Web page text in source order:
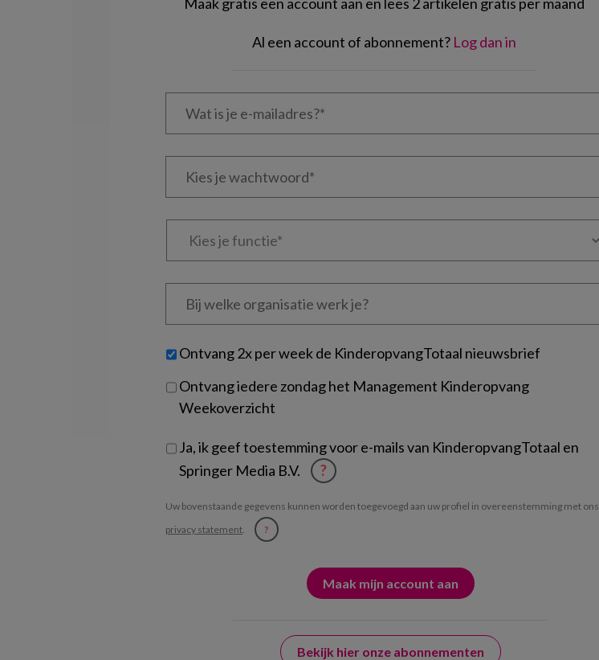
Al een account of abonnement? Log dan in
Wat
Kies
Kies
Bij
welke
je?
Untitled
Ontvang 2x per week de KinderopvangTotaal nieuwsbrief
Ontvang iedere zondag het Management Kinderopvang
Weekoverzicht
Ja, ik geef toestemming voor e-mails van KinderopvangTotaal en
Springer Media B.V.
?
Uw bovenstaande gegevens kunnen worden toegevoegd aan uw profiel in overeenstemming met ons
privacy statement. ?
Bekijk hier onze abonnementen